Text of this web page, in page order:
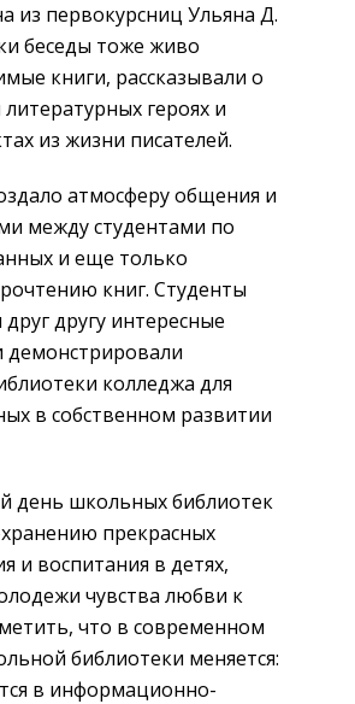
из первокурсниц Ульяна Д.
беседы тоже живо
книги, рассказывали о
героях и
из жизни писателей.
атмосферу общения и
между студентами по
и еще только
книг. Студенты
другу интересные
демонстрировали
колледжа для
в собственном развитии
день школьных библиотек
прекрасных
и воспитания в детях,
чувства любви к
что в современном
библиотеки меняется:
в информационно-